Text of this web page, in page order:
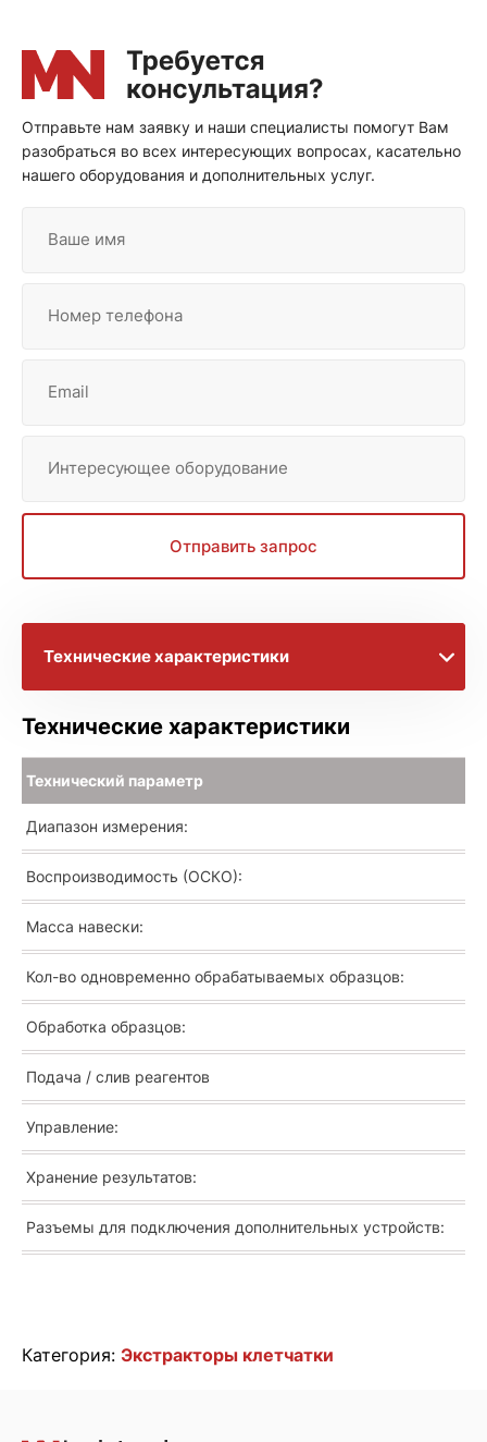
Отправьте нам заявку и наши специалисты помогут Вам
разобраться во всех интересующих вопросах, касательно
нашего оборудования и дополнительных услуг.
Ваше имя
Номер телефона
Email
Интересующее оборудование
Отправить запрос
Технические характеристики
Видеоматериалы
Брошюра с информацией
Расширенное описание
Технические характеристики
Технический параметр
Диапазон измерения:
Воспроизводимость (ОСКО):
Масса навески:
Кол-во одновременно обрабатываемых образцов:
Обработка образцов:
Подача / слив реагентов
Управление:
Хранение результатов:
Разъемы для подключения дополнительных устройств:
Категория: Экстракторы клетчатки